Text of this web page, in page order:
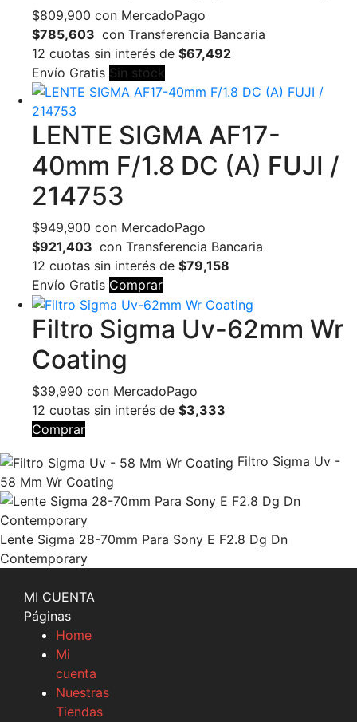
$809,900 con MercadoPago
$785,603 con Transferencia Bancaria
12 cuotas sin interés de $67,492
Envío Gratis Sin stock
LENTE SIGMA AF17-
40mm F/1.8 DC (A) FUJI /
214753
$949,900 con MercadoPago
$921,403 con Transferencia Bancaria
12 cuotas sin interés de $79,158
Envío Gratis Comprar
Filtro Sigma Uv-62mm Wr
Coating
$39,990 con MercadoPago
12 cuotas sin interés de $3,333
Comprar
Filtro Sigma Uv -
58 Mm Wr Coating
Lente Sigma 28-70mm Para Sony E F2.8 Dg Dn
Contemporary
MI CUENTA
Páginas
Home
Mi
cuenta
Nuestras
Tiendas